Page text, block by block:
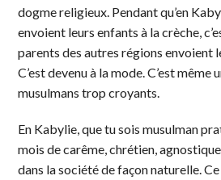
dogme religieux. Pendant qu’en
envoient leurs enfants à la crèche,
parents des autres régions envoient
C’est devenu à la mode. C’est même
musulmans trop croyants.
En Kabylie, que tu sois musulman
mois de carême, chrétien,
dans la société de façon naturelle.